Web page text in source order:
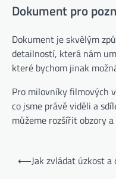
Dokument pro
Dokument je skvělým
detailností, která nám
které bychom jinak
Pro milovníky filmových
co jsme právě viděli a
můžeme rozšířit obzory
⟵Jak zvládat úzkost